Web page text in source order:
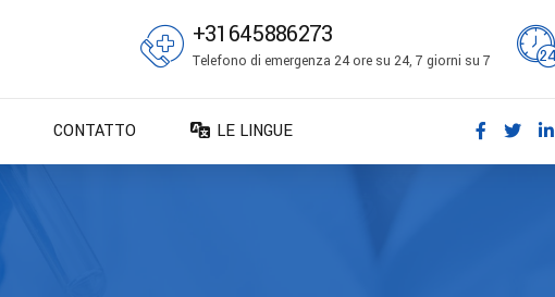
+31645886273
Telefono di emergenza 24 ore su 24, 7 giorni su 7
CONTATTO
LE LINGUE